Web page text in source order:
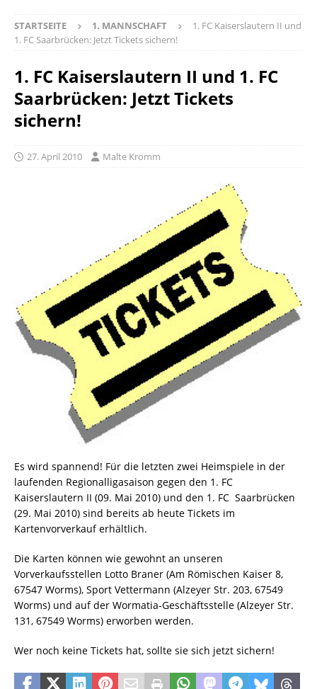
STARTSEITE 1. MANNSCHAFT
1. FC Kaiserslautern II und
1. FC Saarbrücken: Jetzt Tickets sichern!
1. FC Kaiserslautern II und 1. FC
Saarbrücken: Jetzt Tickets
sichern!
27. April 2010 Malte Kromm
Es wird spannend! Für die letzten zwei Heimspiele in der
laufenden Regionalligasaison gegen den 1. FC
Kaiserslautern II (09. Mai 2010) und den 1. FC Saarbrücken
(29. Mai 2010) sind bereits ab heute Tickets im
Kartenvorverkauf erhältlich.
Die Karten können wie gewohnt an unseren
Vorverkaufsstellen Lotto Braner (Am Römischen Kaiser 8,
67547 Worms), Sport Vettermann (Alzeyer Str. 203, 67549
Worms) und auf der Wormatia-Geschäftsstelle (Alzeyer Str.
131, 67549 Worms) erworben werden.
Wer noch keine Tickets hat, sollte sie sich jetzt sichern!